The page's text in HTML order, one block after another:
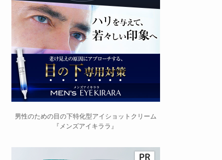
男性のための目の下特化型アイショットクリーム
『メンズアイキララ』